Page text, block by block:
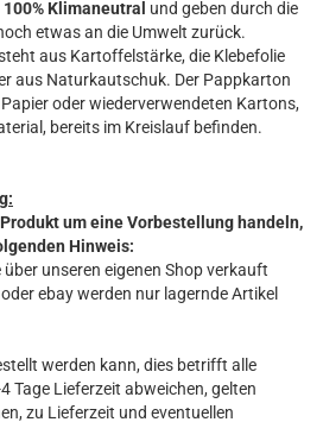
100% Klimaneutral und geben durch die
etwas an die Umwelt zurück.
aus Kartoffelstärke, die Klebefolie
aus Naturkautschuk. Der Pappkarton
oder wiederverwendeten Kartons,
bereits im Kreislauf befinden.
um eine Vorbestellung handeln,
Hinweis:
unseren eigenen Shop verkauft
ebay werden nur lagernde Artikel
werden kann, dies betrifft alle
Tage Lieferzeit abweichen, gelten
zu Lieferzeit und eventuellen